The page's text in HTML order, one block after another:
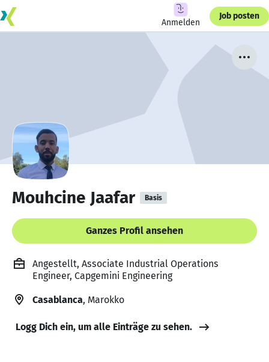
Anmelden
Job posten
Mouhcine Jaafar Basis
Ganzes Profil ansehen
Angestellt, Associate Industrial Operations
Engineer, Capgemini Engineering
Casablanca, Marokko
Logg Dich ein, um alle Einträge zu sehen.